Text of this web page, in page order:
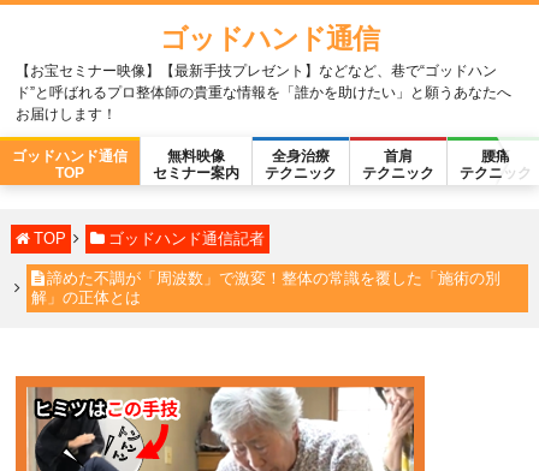
ゴッドハンド通信
【お宝セミナー映像】【最新手技プレゼント】などなど、巷で“ゴッドハン
ド”と呼ばれるプロ整体師の貴重な情報を「誰かを助けたい」と願うあなたへ
お届けします！
ゴッドハンド通信
TOP
無料映像
セミナー案内
全身治療
テクニック
首肩
テクニック
腰痛
テクニック
TOP ゴッドハンド通信記者
諦めた不調が「周波数」で激変！整体の常識を覆した「施術の別
解」の正体とは